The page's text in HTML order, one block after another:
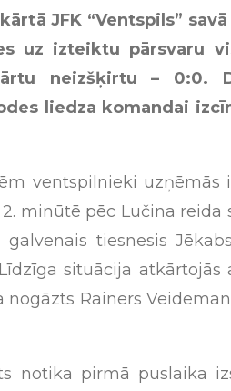
JFK “Ventspils”
uz izteiktu pārsvaru
neizšķirtu – 0:0.
liedza komandai
ventspilnieki uzņēmās
minūtē pēc Lučina
tiesnesis
situācija atkārtojās
nogāzts Rainers
notika pirmā puslaika